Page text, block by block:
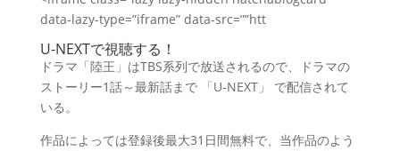
data-lazy-type=”iframe” data-src=””htt
U-NEXTで視聴する！
ドラマ「陸王」はTBS系列で放送されるので、ドラマの
ストーリー1話～最新話まで 「U-NEXT」 で配信されて
いる。
作品によっては登録後最大31日間無料で、当作品のよう